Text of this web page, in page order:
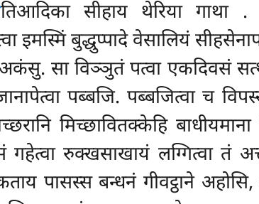
तिआदिका सीहाय थेरिया गाथा .
इमस्मिं बुद्धुप्पादे वेसालियं
सा विञ्ञुतं पत्वा एकदिवसं
पब्बजि. पब्बजित्वा च
मिच्छावितक्केहि
गहेत्वा रुक्खसाखायं लग्गित्वा
पासस्स बन्धनं गीवट्ठाने